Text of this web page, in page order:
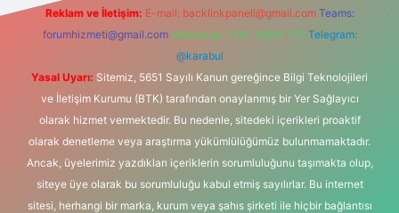
Reklam ve İletişim: E-mail: backlinkpaneli@gmail.com Teams:
forumhizmeti@gmail.com Whatsapp: 0262 606 0 726 Telegram:
@karabul
Yasal Uyarı: Sitemiz, 5651 Sayılı Kanun gereğince Bilgi Teknolojileri
ve İletişim Kurumu (BTK) tarafından onaylanmış bir Yer Sağlayıcı
olarak hizmet vermektedir. Bu nedenle, sitedeki içerikleri proaktif
olarak denetleme veya araştırma yükümlülüğümüz bulunmamaktadır.
Ancak, üyelerimiz yazdıkları içeriklerin sorumluluğunu taşımakta olup,
siteye üye olarak bu sorumluluğu kabul etmiş sayılırlar. Bu internet
sitesi, herhangi bir marka, kurum veya şahıs şirketi ile hiçbir bağlantısı